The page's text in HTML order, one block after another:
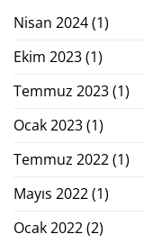
Nisan 2024(1)
Ekim 2023(1)
Temmuz 2023(1)
Ocak 2023(1)
Temmuz 2022(1)
Mayıs 2022(1)
Ocak 2022(2)